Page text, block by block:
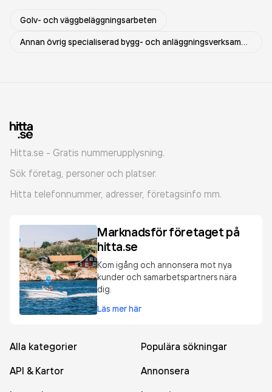
Golv- och väggbeläggningsarbeten
Annan övrig specialiserad bygg- och anläggningsverksamhet
Hitta.se - Gratis nummerupplysning.
Sök företag, personer och platser.
Hitta telefonnummer, adresser, företagsinfo mm.
Marknadsför företaget på
hitta.se
Kom igång och annonsera mot nya
kunder och samarbetspartners nära
dig.
Läs mer här
Alla kategorier
Populära sökningar
API & Kartor
Annonsera